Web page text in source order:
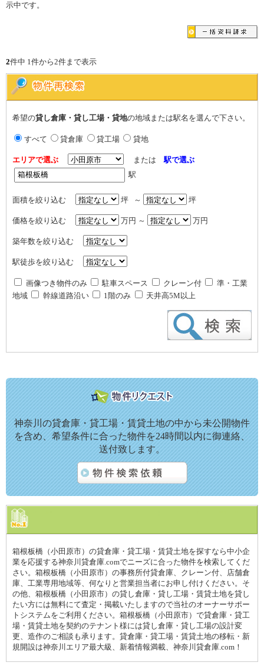
示中です。
2件中 1件から2件まで表示
希望の貸し倉庫・貸し工場・貸地の地域または駅名を選んで下さい。
すべて 貸倉庫 貸工場 貸地
エリアで選ぶ または駅で選ぶ
駅
面積を絞り込む 坪 ～ 坪
価格を絞り込む 万円 ～ 万円
築年数を絞り込む
駅徒歩を絞り込む
画像つき物件のみ 駐車スペース クレーン付
準・工業
地域
幹線道路沿い 1階のみ 天井高5M以上
神奈川の貸倉庫・貸工場・賃貸土地の中から未公開物件
を含め、希望条件に合った物件を24時間以内に御連絡、
送付致します。
箱根板橋（小田原市）の貸倉庫・貸工場・賃貸土地を探すなら中小企
業を応援する神奈川貸倉庫.comでニーズに合った物件を検索してくだ
さい。箱根板橋（小田原市）の事務所付貸倉庫、クレーン付、店舗倉
庫、工業専用地域等、何なりと営業担当者にお申し付けください。そ
の他、箱根板橋（小田原市）の貸し倉庫・貸し工場・賃貸土地を貸し
たい方には無料にて査定・掲載いたしますので当社のオーナーサポー
トシステムをご利用ください。箱根板橋（小田原市）で貸倉庫・貸工
場・賃貸土地を契約のテナント様には貸し倉庫・貸し工場の設計変
更、造作のご相談も承ります。貸倉庫・貸工場・賃貸土地の移転・新
規開設は神奈川エリア最大級、新着情報満載、神奈川貸倉庫.com！